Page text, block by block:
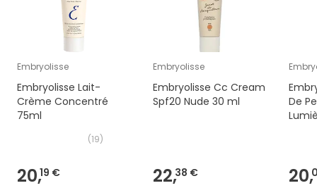
Embryolisse
Embryolisse Lait-
Crème Concentré
75ml
(19)
20,19 €
Embryolisse
Embryolisse Cc Cream
Spf20 Nude 30 ml
22,38 €
De
20,